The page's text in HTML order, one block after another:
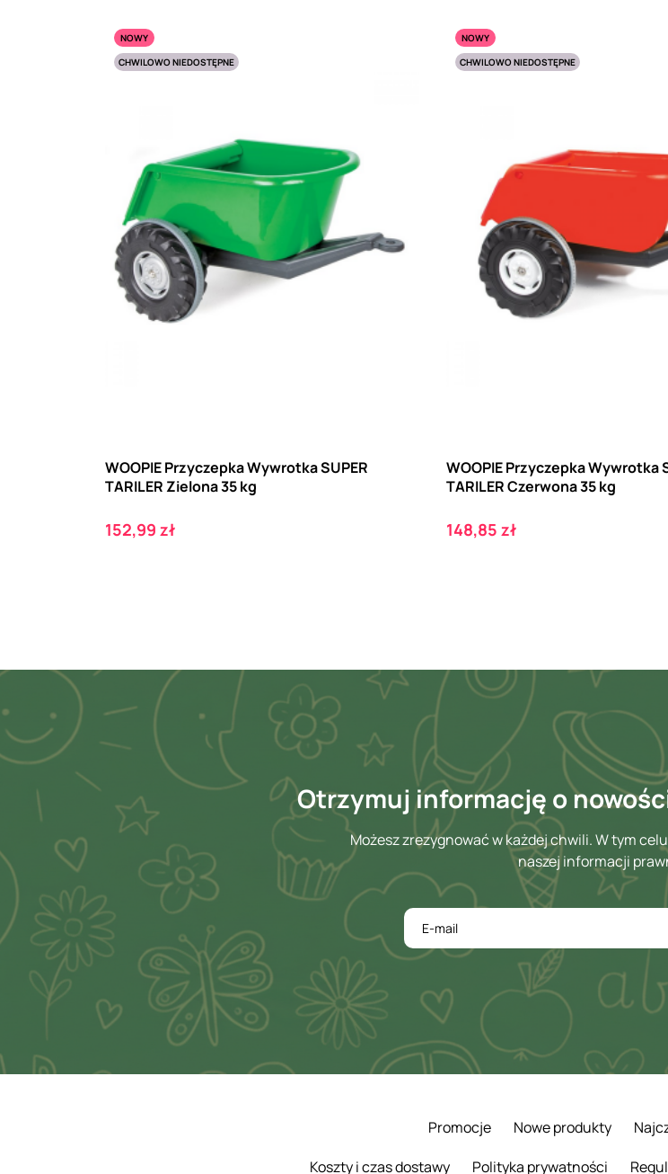
NOWY
CHWILOWO NIEDOSTĘPNE
WOOPIE Przyczepka Wywrotka SUPER
TARILER Zielona 35 kg
Cena
152,99 zł
NOWY
CHWILOWO NIEDOSTĘPNE
WOOPIE Przyczepka Wywrotka
TARILER Czerwona 35 kg
Cena
148,85 zł
Otrzymuj informację o
Możesz zrezygnować w każdej chwili. W tym
naszej informacji
Promocje Nowe produkty
Koszty i czas dostawy
Polityka prywatności